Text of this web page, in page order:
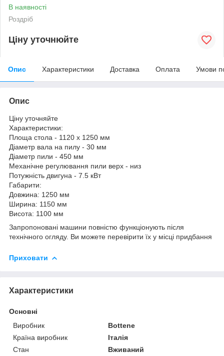
В наявності
Роздріб
Ціну уточнюйте
Опис Характеристики Доставка Оплата Умови
Опис
Ціну уточняйте
Характеристики:
Площа стола - 1120 х 1250 мм
Діаметр вала на пилу - 30 мм
Діаметр пили - 450 мм
Механічне регулювання пили верх - низ
Потужність двигуна - 7.5 кВт
Габарити:
Довжина: 1250 мм
Ширина: 1150 мм
Висота: 1100 мм
Запропоновані машини повністю функціонують після
технічного огляду. Ви можете перевірити їх у місці придбання
Приховати
Характеристики
Основні
Виробник
Bottene
Країна виробник
Італія
Стан
Вживаний